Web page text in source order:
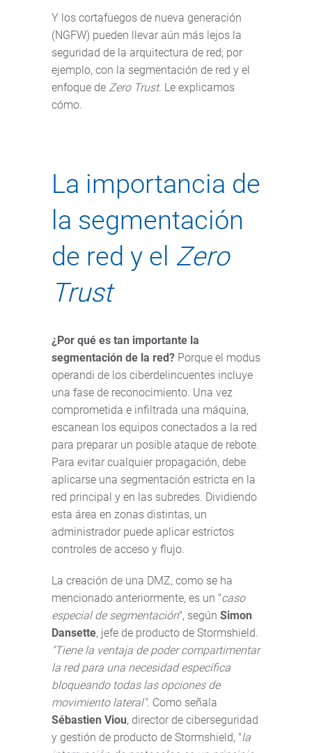
Y los cortafuegos de nueva generación
(NGFW) pueden llevar aún más lejos la
seguridad de la arquitectura de red; por
ejemplo, con la segmentación de red y el
enfoque de Zero Trust. Le explicamos
cómo.
La importancia de
la segmentación
de red y el Zero
Trust
¿Por qué es tan importante la
segmentación de la red? Porque el modus
operandi de los ciberdelincuentes incluye
una fase de reconocimiento. Una vez
comprometida e infiltrada una máquina,
escanean los equipos conectados a la red
para preparar un posible ataque de rebote.
Para evitar cualquier propagación, debe
aplicarse una segmentación estricta en la
red principal y en las subredes. Dividiendo
esta área en zonas distintas, un
administrador puede aplicar estrictos
controles de acceso y flujo.
La creación de una DMZ, como se ha
mencionado anteriormente, es un "caso
especial de segmentación", según Simon
Dansette, jefe de producto de Stormshield.
"Tiene la ventaja de poder compartimentar
la red para una necesidad específica
bloqueando todas las opciones de
movimiento lateral". Como señala
Sébastien Viou, director de ciberseguridad
y gestión de producto de Stormshield, "la